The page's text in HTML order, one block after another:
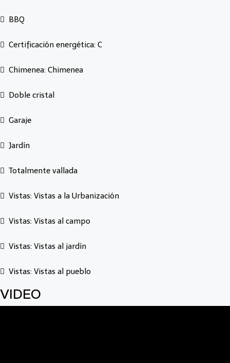
BBQ
Certificación energética: C
Chimenea: Chimenea
Doble cristal
Garaje
Jardín
Totalmente vallada
Vistas: Vistas a la Urbanización
Vistas: Vistas al campo
Vistas: Vistas al jardín
Vistas: Vistas al pueblo
VIDEO